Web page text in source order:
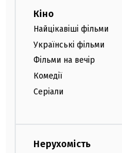
Кіно
Найцікавіші фільми
Українські фільми
Фільми на вечір
Комедії
Серіали
Нерухомість